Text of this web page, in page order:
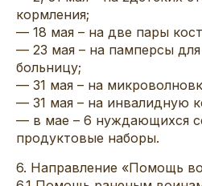
кормления;
— 18 мая – на две пары
— 23 мая – на памперсы
больницу;
— 31 мая – на
— 31 мая – на инвалидную
— в мае – 6 нуждающихся
продуктовые наборы.
6. Направление «Помощь